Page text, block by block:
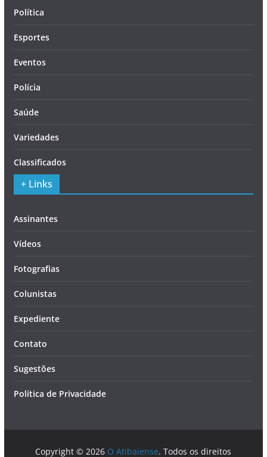
Política
Esportes
Eventos
Polícia
Saúde
Variedades
Classificados
+ Links
Assinantes
Vídeos
Fotografias
Colunistas
Expediente
Contato
Sugestões
Política de Privacidade
Copyright © 2026 O Atibaiense. Todos os direitos